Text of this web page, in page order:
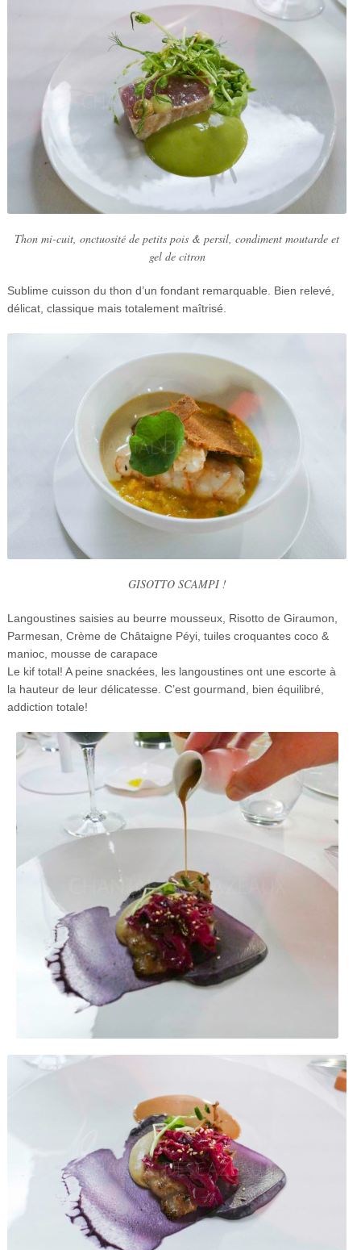
Thon mi-cuit, onctuosité de petits pois & persil, condiment moutarde et
gel de citron
Sublime cuisson du thon d’un fondant remarquable. Bien relevé,
délicat, classique mais totalement maîtrisé.
GISOTTO SCAMPI !
Langoustines saisies au beurre mousseux, Risotto de Giraumon,
Parmesan, Crème de Châtaigne Péyi, tuiles croquantes coco &
manioc, mousse de carapace
Le kif total! A peine snackées, les langoustines ont une escorte à
la hauteur de leur délicatesse. C’est gourmand, bien équilibré,
addiction totale!